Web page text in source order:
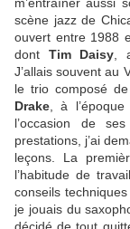
scène jazz de
ouvert entre 1988
dont Tim Daisy ,
J’allais souvent au
le trio composé de
Drake , à
l’occasion de
prestations, j’ai
leçons. La
l’habitude de
conseils
je jouais du